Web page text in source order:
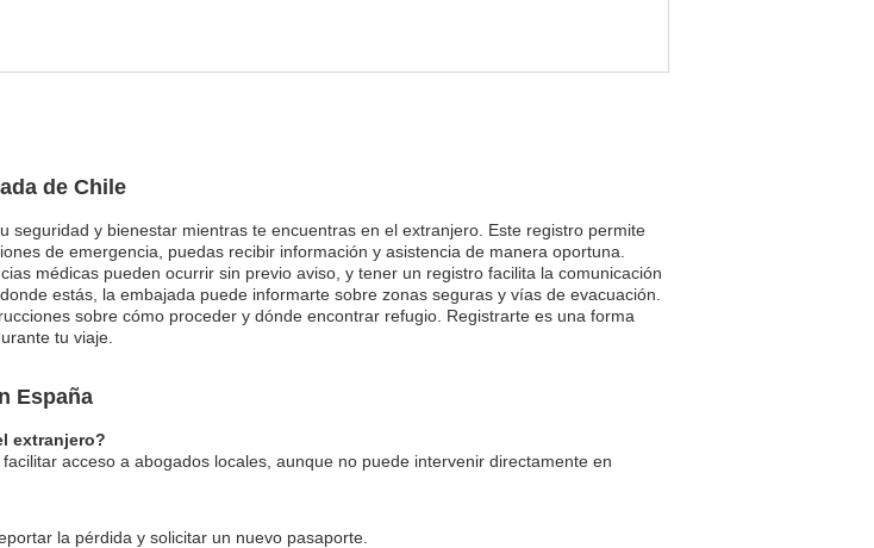
de Chile
y bienestar mientras te encuentras en el extranjero. Este registro permite
de emergencia, puedas recibir información y asistencia de manera oportuna.
médicas pueden ocurrir sin previo aviso, y tener un registro facilita la comunicación
estás, la embajada puede informarte sobre zonas seguras y vías de evacuación.
sobre cómo proceder y dónde encontrar refugio. Registrarte es una forma
tu viaje.
España
extranjero?
acceso a abogados locales, aunque no puede intervenir directamente en
la pérdida y solicitar un nuevo pasaporte.